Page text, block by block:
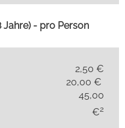
Jahre) - pro Person
2,50 €
20,00 €
45,00
€2